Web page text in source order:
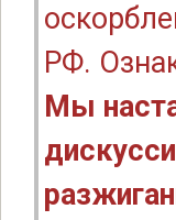
РФ.
Мы